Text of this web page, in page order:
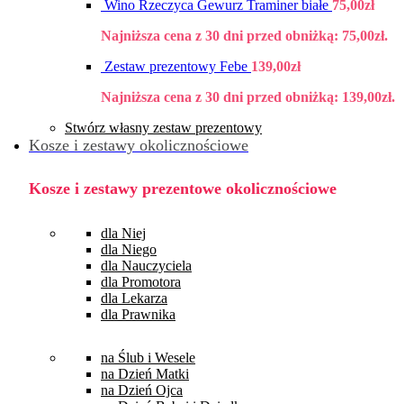
Wino Rzeczyca Gewurz Traminer białe 75,00zł
Najniższa cena z 30 dni przed obniżką: 75,00zł.
Zestaw prezentowy Febe 139,00zł
Najniższa cena z 30 dni przed obniżką: 139,00zł.
Stwórz własny zestaw prezentowy
Kosze i zestawy okolicznościowe
Kosze i zestawy prezentowe okolicznościowe
dla Niej
dla Niego
dla Nauczyciela
dla Promotora
dla Lekarza
dla Prawnika
na Ślub i Wesele
na Dzień Matki
na Dzień Ojca